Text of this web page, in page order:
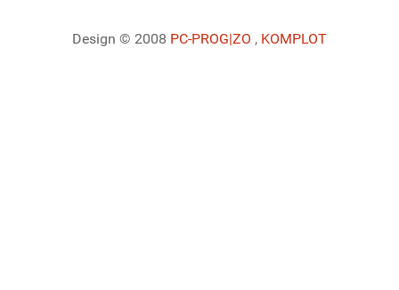
Design © 2008 PC-PROG|ZO , KOMPLOT